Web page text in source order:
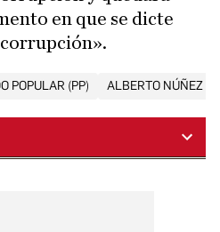
en que se dicte
POPULAR (PP) ALBERTO NÚÑEZ